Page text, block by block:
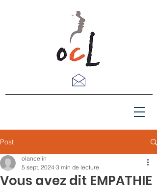
Post
Vous avez dit EMPATHIE
olancelin
5 sept. 2024 3 min de lecture